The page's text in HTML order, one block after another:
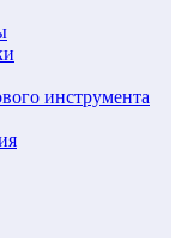
инструмента